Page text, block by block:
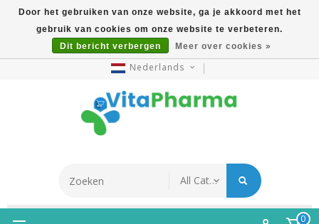
5% Korting Na Aanmelding Op Nieuwsbrief | Gratis
Verzending Vanaf €49 | Online Sinds 2007
Nederlands
0
Door het gebruiken van onze website, ga je akkoord met het
gebruik van cookies om onze website te verbeteren.
Dit bericht verbergen
Meer over cookies »